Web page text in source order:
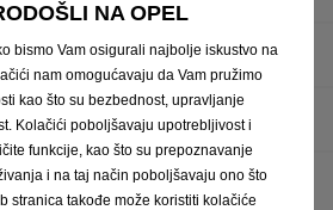
NA OPEL
bismo Vam osigurali najbolje iskustvo na
nam omogućavaju da Vam pružimo
kao što su bezbednost, upravljanje
Kolačići poboljšavaju upotrebljivost i
funkcije, kao što su prepoznavanje
i na taj način poboljšavaju ono što
stranica takođe može koristiti kolačiće